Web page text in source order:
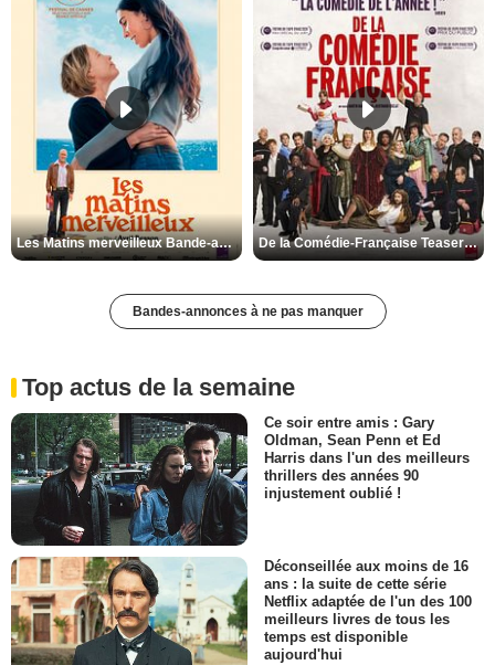
Les Matins merveilleux Bande-annonce VF De la Comédie-Française Teaser VF
Bandes-annonces à ne pas manquer
Top actus de la semaine
Ce soir entre amis : Gary
Oldman, Sean Penn et Ed
Harris dans l'un des meilleurs
thrillers des années 90
injustement oublié !
Déconseillée aux moins de 16
ans : la suite de cette série
Netflix adaptée de l'un des 100
meilleurs livres de tous les
temps est disponible
aujourd'hui